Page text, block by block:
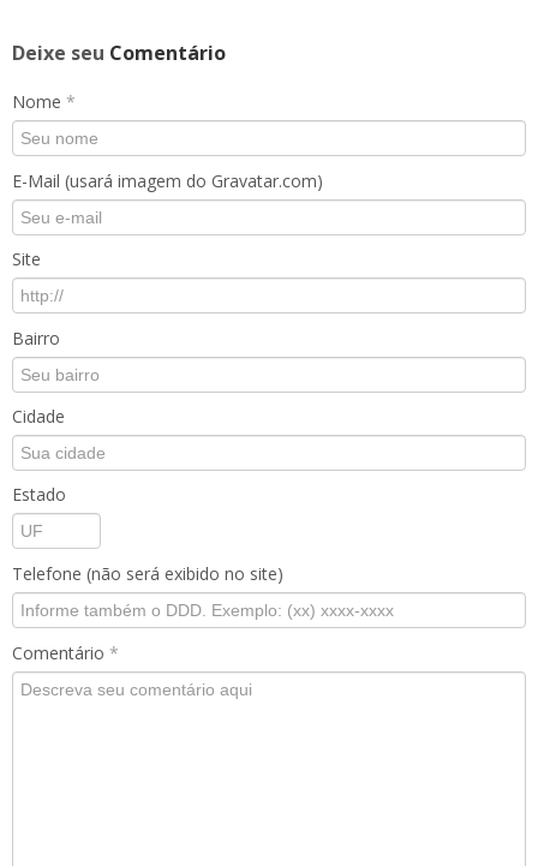
Deixe seu Comentário
Nome *
E-Mail (usará imagem do Gravatar.com)
Site
Bairro
Cidade
Estado
Telefone (não será exibido no site)
Comentário *